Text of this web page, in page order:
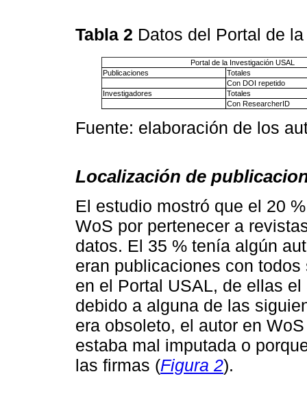
Tabla 2 Datos del Portal de
Portal de la Investigación USAL
Publicaciones
Totales
Con DOI repetido
Investigadores
Totales
Con ResearcherID
Fuente: elaboración de los
Localización de
El estudio mostró que el 20
WoS por pertenecer a
datos. El 35 % tenía algún
eran publicaciones con
en el Portal USAL, de ellas
debido a alguna de las
era obsoleto, el autor en
estaba mal imputada o
las firmas (Figura 2).